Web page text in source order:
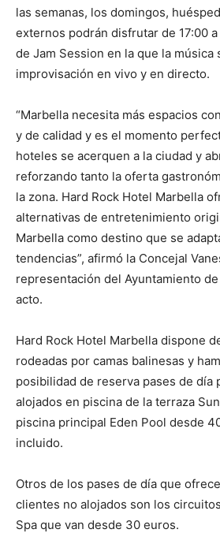
las semanas, los domingos,
externos podrán disfrutar de 17:00
de Jam Session en la que la música
improvisación en vivo y en directo.
“Marbella necesita más espacios
y de calidad y es el momento
hoteles se acerquen a la ciudad y
reforzando tanto la oferta
la zona. Hard Rock Hotel Marbella
alternativas de entretenimiento
Marbella como destino que se
tendencias”, afirmó la Concejal
representación del Ayuntamiento
acto.
Hard Rock Hotel Marbella dispone
rodeadas por camas balinesas y
posibilidad de reserva pases de día
alojados en piscina de la terraza
piscina principal Eden Pool desde
incluido.
Otros de los pases de día que
clientes no alojados son los
Spa que van desde 30 euros.